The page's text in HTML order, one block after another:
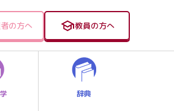
の方へ 教員の方へ
辞典